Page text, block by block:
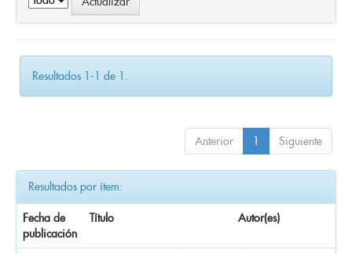
Resultados 1-1 de 1.
Anterior 1 Siguiente
Resultados por ítem:
Fecha de
publicación
Título Autor(es)